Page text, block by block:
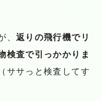
、返りの飛行機でリ
検査で引っかかりま
ササっと検査してす